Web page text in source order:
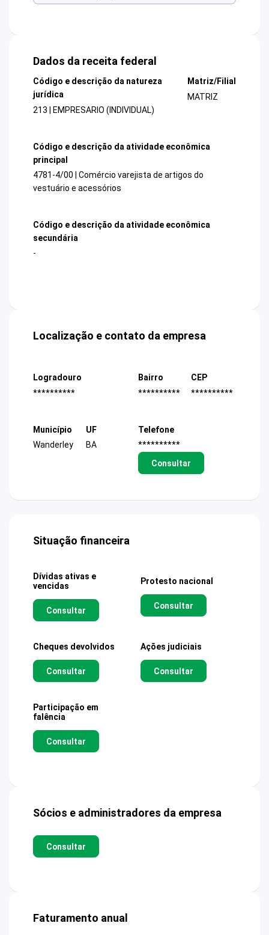
Dados da receita federal
Código e descrição da natureza
jurídica
213 | EMPRESARIO (INDIVIDUAL)
Matriz/Filial
MATRIZ
Código e descrição da atividade econômica
principal
4781-4/00 | Comércio varejista de artigos do
vestuário e acessórios
Código e descrição da atividade econômica
secundária
-
Localização e contato da empresa
Logradouro
**********
Bairro
**********
CEP
**********
Município
Wanderley
UF
BA
Telefone
**********
Consultar
Situação financeira
Dívidas ativas e
vencidas
Consultar
Protesto nacional
Consultar
Cheques devolvidos
Consultar
Ações judiciais
Consultar
Participação em
falência
Consultar
Sócios e administradores da empresa
Consultar
Faturamento anual